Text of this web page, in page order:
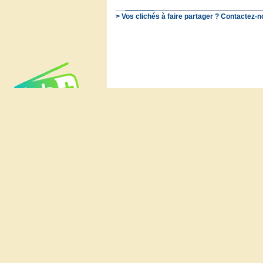
> Vos clichés à faire partager ? Contactez-